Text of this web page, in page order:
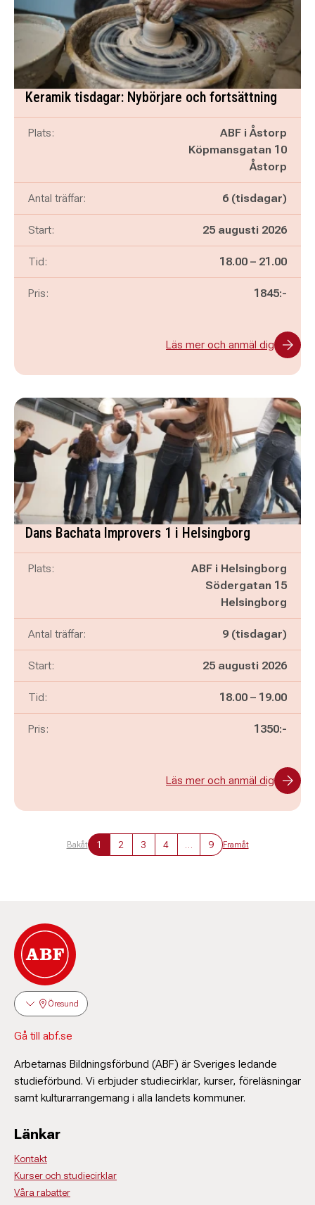
Keramik tisdagar: Nybörjare och fortsättning
Plats:
ABF i Åstorp
Köpmansgatan 10
Åstorp
Antal träffar: 6 (tisdagar)
Start: 25 augusti 2026
Tid: Pågår mellan
18.00 – och
21.00
Pris: 1845:-
Läs mer och anmäl dig
Dans Bachata Improvers 1 i Helsingborg
Plats:
ABF i Helsingborg
Södergatan 15
Helsingborg
Antal träffar: 9 (tisdagar)
Start: 25 augusti 2026
Tid: Pågår mellan
18.00 – och
19.00
Pris: 1350:-
Läs mer och anmäl dig
Bakåt 1 2 3 4 9 Framåt
Öresund
Gå till abf.se
Arbetarnas Bildningsförbund (ABF) är Sveriges ledande
studieförbund. Vi erbjuder studiecirklar, kurser, föreläsningar
samt kulturarrangemang i alla landets kommuner.
Länkar
Kontakt
Kurser och studiecirklar
Våra rabatter